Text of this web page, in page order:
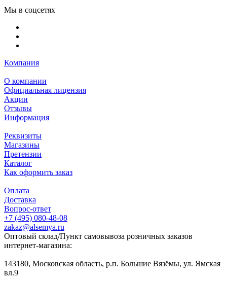
Мы в соцсетях
Компания
О компании
Официальная лицензия
Акции
Отзывы
Информация
Реквизиты
Магазины
Претензии
Каталог
Как оформить заказ
Оплата
Доставка
Вопрос-ответ
+7 (495) 080-48-08
zakaz@alsemya.ru
Оптовый склад/Пункт самовывоза розничных заказов
интернет-магазина:
143180, Московская область, р.п. Большие Вязёмы, ул. Ямская
вл.9